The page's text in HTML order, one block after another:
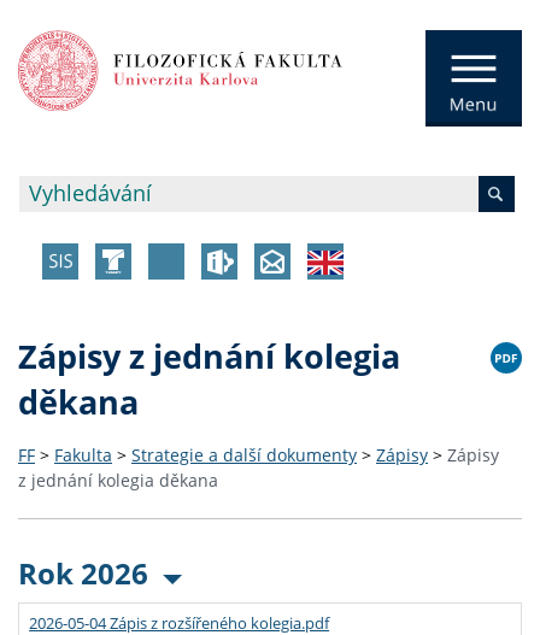
Zápisy z jednání kolegia
děkana
FF > Fakulta > Strategie a další dokumenty > Zápisy > Zápisy
z jednání kolegia děkana
Rok 2026
2026-05-04 Zápis z rozšířeného kolegia.pdf